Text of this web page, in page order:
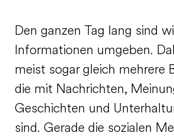
Den ganzen Tag lang sind
Informationen umgeben.
meist sogar gleich mehrere
die mit Nachrichten,
Geschichten und
sind. Gerade die sozialen